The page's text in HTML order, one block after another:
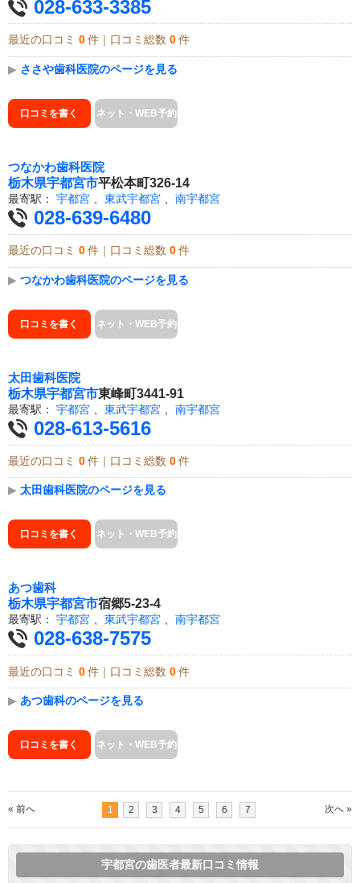
028-633-3385
最近の口コミ 0 件｜口コミ総数 0 件
▶ ささや歯科医院のページを見る
口コミを書く ネット・WEB予約
つなかわ歯科医院
栃木県宇都宮市平松本町326-14
最寄駅： 宇都宮 東武宇都宮 南宇都宮
028-639-6480
最近の口コミ 0 件｜口コミ総数 0 件
▶ つなかわ歯科医院のページを見る
口コミを書く ネット・WEB予約
太田歯科医院
栃木県宇都宮市東峰町3441-91
最寄駅： 宇都宮 東武宇都宮 南宇都宮
028-613-5616
最近の口コミ 0 件｜口コミ総数 0 件
▶ 太田歯科医院のページを見る
口コミを書く ネット・WEB予約
あつ歯科
栃木県宇都宮市宿郷5-23-4
最寄駅： 宇都宮 、 東武宇都宮 、 南宇都宮
028-638-7575
最近の口コミ 0 件｜口コミ総数 0 件
▶ あつ歯科のページを見る
口コミを書く ネット・WEB予約
« 前へ 1 2 3 4 5 6 7 次へ »
宇都宮の歯医者最新口コミ情報